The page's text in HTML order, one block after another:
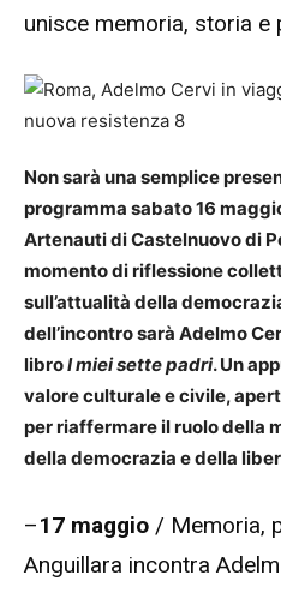
unisce memoria, storia e
Non sarà una semplice
programma sabato 16
Artenauti di Castelnuovo di
momento di riflessione
sull’attualità della
dell’incontro sarà Adelmo
libroI miei sette padri. Un
valore culturale e civile,
per riaffermare il ruolo della
della democrazia e della
–17 maggio / Memoria,
Anguillara incontra